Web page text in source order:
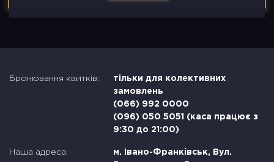
Бронювання квитків:
тільки для колективних
замовлень
(066) 992 0000
(096) 050 5051 (каса працює з
9:30 до 21:00)
Наша адреса:
м. Івано-Франківськ, Вул.